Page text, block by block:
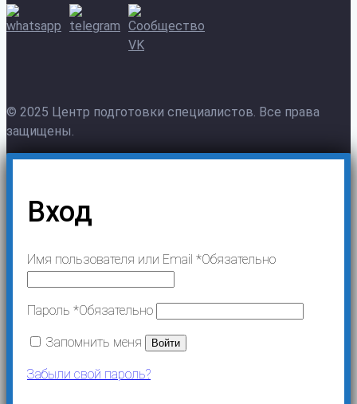
© 2025 Центр подготовки специалистов. Все права
защищены.
Вход
Имя пользователя или Email *Обязательно
Пароль *Обязательно
Запомнить меня Войти
Забыли свой пароль?